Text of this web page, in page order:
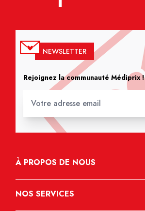
NEWSLETTER
Rejoignez la communauté Médiprix !
À PROPOS DE NOUS
NOS SERVICES